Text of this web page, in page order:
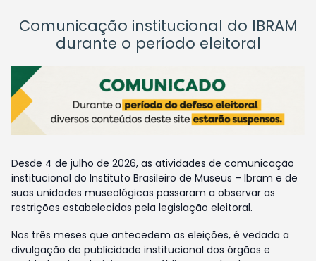
Comunicação institucional do IBRAM
durante o período eleitoral
Desde 4 de julho de 2026, as atividades de comunicação
institucional do Instituto Brasileiro de Museus – Ibram e de
suas unidades museológicas passaram a observar as
restrições estabelecidas pela legislação eleitoral.
Nos três meses que antecedem as eleições, é vedada a
divulgação de publicidade institucional dos órgãos e